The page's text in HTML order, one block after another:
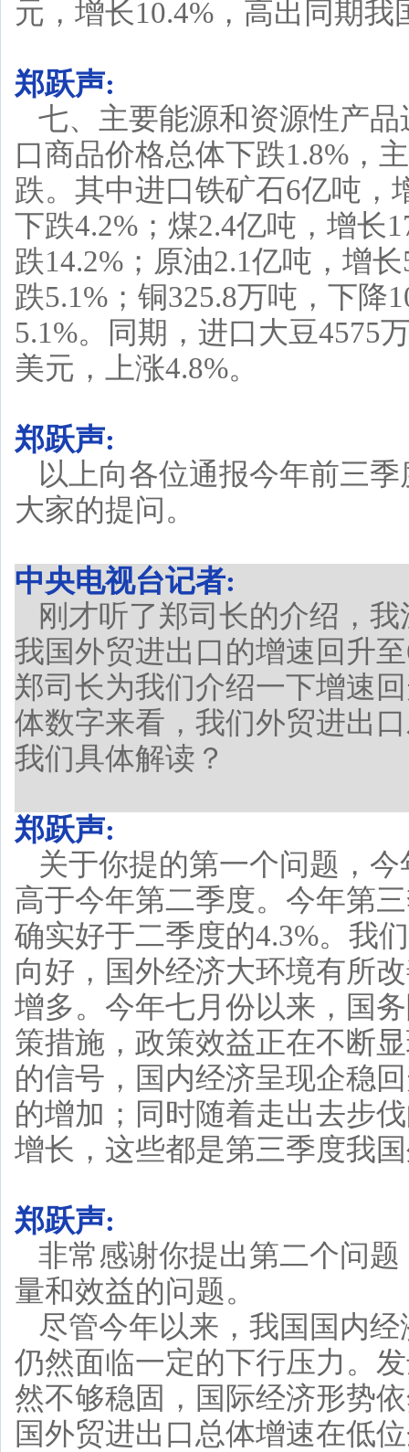
元，增长10.4%，高出同期
郑跃声:
七、主要能源和资源性产
口商品价格总体下跌1.8%，
跌。其中进口铁矿石6亿吨，
下跌4.2%；煤2.4亿吨，增长
跌14.2%；原油2.1亿吨，增
跌5.1%；铜325.8万吨，下降
5.1%。同期，进口大豆4575
美元，上涨4.8%。
郑跃声:
以上向各位通报今年前三
大家的提问。
中央电视台记者:
刚才听了郑司长的介绍，
我国外贸进出口的增速回升
郑司长为我们介绍一下增速
体数字来看，我们外贸进出
我们具体解读？
郑跃声:
关于你提的第一个问题，
高于今年第二季度。今年第
确实好于二季度的4.3%。我
向好，国外经济大环境有所
增多。今年七月份以来，国
策措施，政策效益正在不断
的信号，国内经济呈现企稳
的增加；同时随着走出去步
增长，这些都是第三季度我
郑跃声:
非常感谢你提出第二个问
量和效益的问题。
尽管今年以来，我国国内
仍然面临一定的下行压力。
然不够稳固，国际经济形势
国外贸进出口总体增速在低